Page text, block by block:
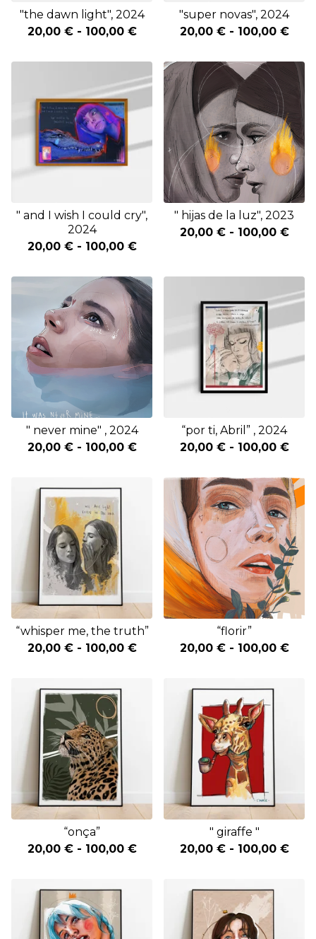
"the dawn light", 2024
20,00 €- 100,00 €
"super novas", 2024
20,00 €- 100,00 €
" and I wish I could cry",
2024
20,00 €- 100,00 €
" hijas de la luz", 2023
20,00 €- 100,00 €
" never mine" , 2024
20,00 €- 100,00 €
“por ti, Abril” , 2024
20,00 €- 100,00 €
“whisper me, the truth”
20,00 €- 100,00 €
“florir”
20,00 €- 100,00 €
“onça”
20,00 €- 100,00 €
" giraffe "
20,00 €- 100,00 €